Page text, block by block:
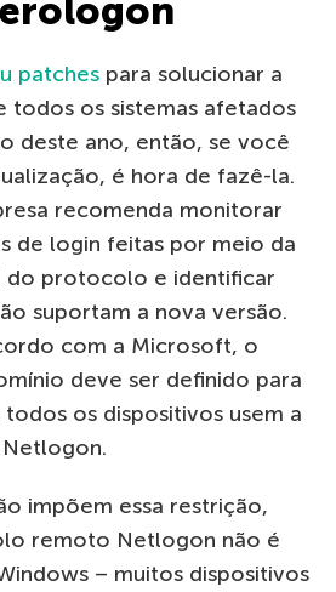
patches para solucionar a
todos os sistemas afetados
deste ano, então, se você
é hora de fazê-la.
recomenda monitorar
de login feitas por meio da
do protocolo e identificar
suportam a nova versão.
com a Microsoft, o
deve ser definido para
os dispositivos usem a
impõem essa restrição,
remoto Netlogon não é
– muitos dispositivos